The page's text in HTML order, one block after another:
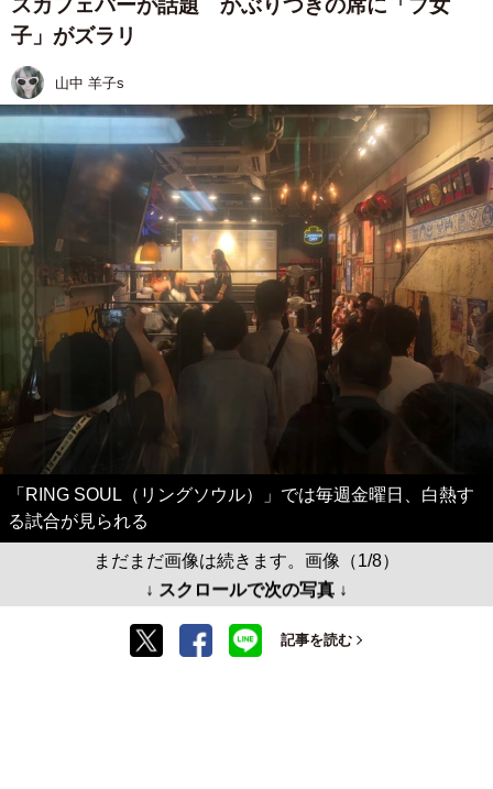
スカフェバーが話題 かぶりつきの席に「プ女
子」がズラリ
山中 羊子s
「RING SOUL（リングソウル）」では毎週金曜日、白熱す
る試合が見られる
まだまだ画像は続きます。画像（1/8）
↓ スクロールで次の写真 ↓
記事を読む